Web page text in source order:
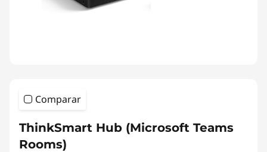
Comparar
ThinkSmart Hub (Microsoft Teams
Rooms)